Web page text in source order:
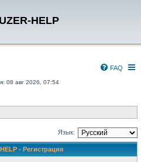
HELP
FAQ
08 авг 2026, 07:54
Язык:
- Регистрация